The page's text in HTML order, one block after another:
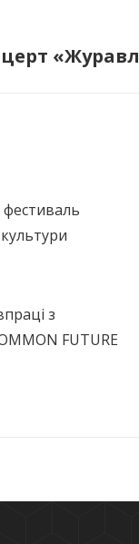
з
FUTURE